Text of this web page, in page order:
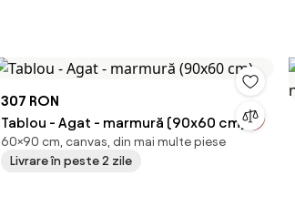
307 RON
Tablou - Agat - marmură (90x60 cm)
60×90 cm, canvas, din mai multe piese
Livrare în peste 2 zile